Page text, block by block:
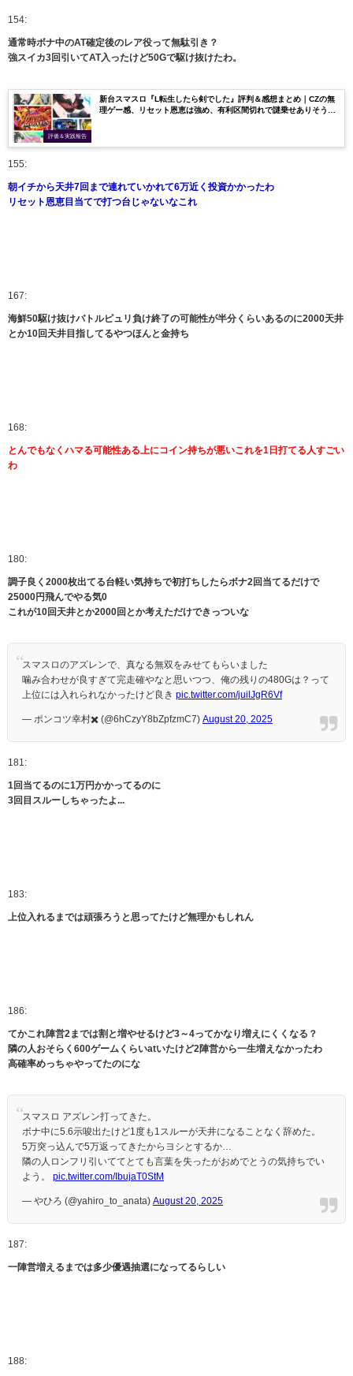
154:
通常時ボナ中のAT確定後のレア役って無駄引き？
強スイカ3回引いてAT入ったけど50Gで駆け抜けたわ。
評価＆実践報告
新台スマスロ『L転生したら剣でした』評判＆感想まとめ｜CZの無
理ゲー感、リセット恩恵は強め、有利区間切れで謎乗せありそう
155:
朝イチから天井7回まで連れていかれて6万近く投資かかったわ
リセット恩恵目当てで打つ台じゃないなこれ
167:
海鮮50駆け抜けバトルピュリ負け終了の可能性が半分くらいあるのに2000天井
とか10回天井目指してるやつほんと金持ち
168:
とんでもなくハマる可能性ある上にコイン持ちが悪いこれを1日打てる人すごい
わ
180:
調子良く2000枚出てる台軽い気持ちで初打ちしたらボナ2回当てるだけで
25000円飛んでやる気0
これが10回天井とか2000回とか考えただけできっついな
スマスロのアズレンで、真なる無双をみせてもらいました
噛み合わせが良すぎて完走確やなと思いつつ、俺の残りの480Gは？って
上位には入れられなかったけど良き pic.twitter.com/juilJgR6Vf
— ポンコツ幸村✖️ (@6hCzyY8bZpfzmC7) August 20, 2025
181:
1回当てるのに1万円かかってるのに
3回目スルーしちゃったよ...
183:
上位入れるまでは頑張ろうと思ってたけど無理かもしれん
186:
てかこれ陣営2までは割と増やせるけど3～4ってかなり増えにくくなる？
隣の人おそらく600ゲームくらいatいたけど2陣営から一生増えなかったわ
高確率めっちゃやってたのにな
スマスロ アズレン打ってきた。
ボナ中に5.6示唆出たけど1度も1スルーが天井になることなく辞めた。
5万突っ込んで5万返ってきたからヨシとするか…
隣の人ロンフリ引いててとても言葉を失ったがおめでとうの気持ちでい
よう。 pic.twitter.com/IbujaT0StM
— やひろ (@yahiro_to_anata) August 20, 2025
187:
一陣営増えるまでは多少優遇抽選になってるらしい
188: